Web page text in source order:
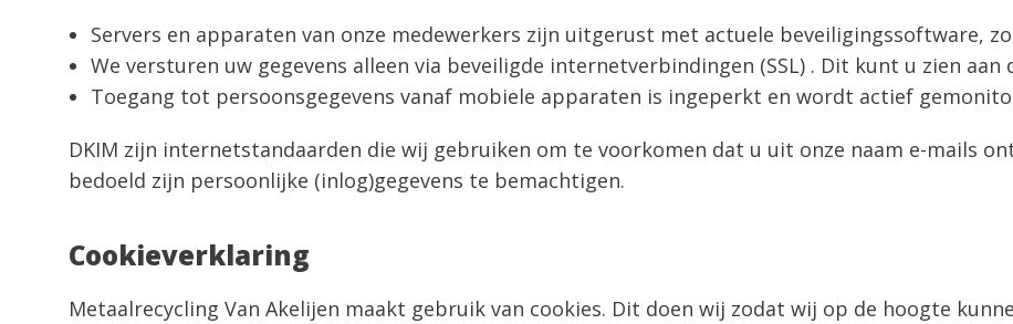
Servers en apparaten van onze medewerkers zijn uitgerust met actuele beveiligingssoftware,
We versturen uw gegevens alleen via beveiligde internetverbindingen (SSL) . Dit kunt u zien aan
Toegang tot persoonsgegevens vanaf mobiele apparaten is ingeperkt en wordt actief
DKIM zijn internetstandaarden die wij gebruiken om te voorkomen dat u uit onze naam e-mails
bedoeld zijn persoonlijke (inlog)gegevens te bemachtigen.
Cookieverklaring
Metaalrecycling Van Akelijen maakt gebruik van cookies. Dit doen wij zodat wij op de hoogte